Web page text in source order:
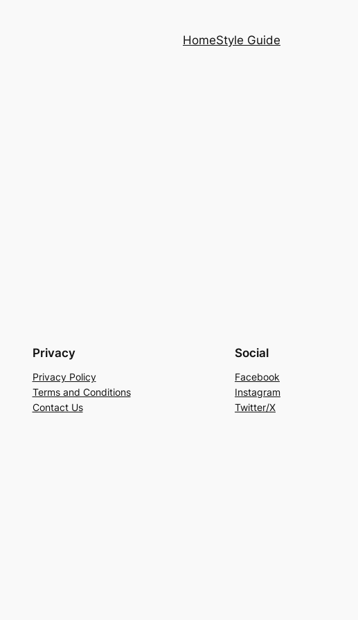
HomeStyle Guide
Privacy
Privacy Policy
Terms and Conditions
Contact Us
Social
Facebook
Instagram
Twitter/X